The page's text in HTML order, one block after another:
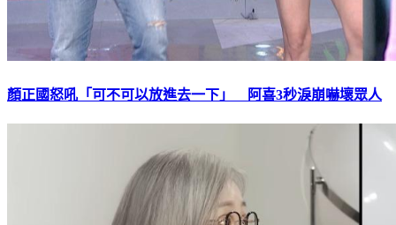
顏正國怒吼「可不可以放進去一下」 阿喜3秒淚崩嚇壞眾人